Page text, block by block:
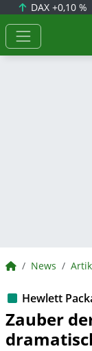
DAX+0,10 %
BörsenNEWS.de
News
Hewlett
Zauber